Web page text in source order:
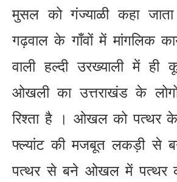
मुसल को गंज्याळी कहा
गढ़वाल के गाँवों में मांगलिक
वाली हल्दी उरख्याली में ही
ओखली का उत्तराखंड के
रिश्ता है । ओखल को पत्थर के
फ्ल्यांट की मजबूत लकड़ी से
पत्थर से बने ओखल में पत्थर